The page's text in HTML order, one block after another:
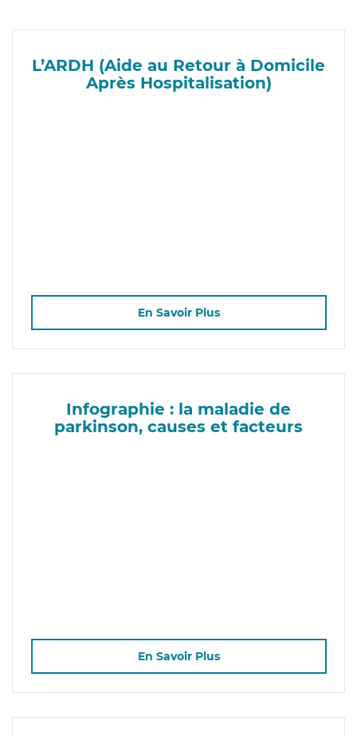
L’ARDH (Aide au Retour à Domicile
Après Hospitalisation)
En Savoir Plus
Infographie : la maladie de
parkinson, causes et facteurs
En Savoir Plus